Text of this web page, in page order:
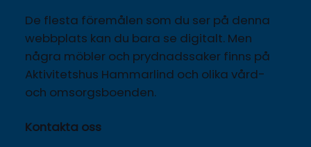
De flesta föremålen som du ser på denna
webbplats kan du bara se digitalt. Men
några möbler och prydnadssaker finns på
Aktivitetshus Hammarlind och olika vård-
och omsorgsboenden.
Kontakta oss